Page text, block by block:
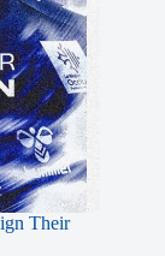
Their